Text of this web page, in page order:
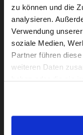
zu können und die
analysieren.
Verwendung
soziale Medien,
Partner führen
weiteren Daten
Cookies, wenn Sie
KONTAKT